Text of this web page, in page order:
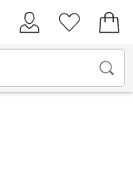
Kundenkonto
Merkliste